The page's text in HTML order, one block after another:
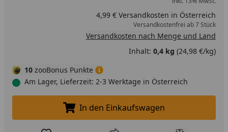
4,99 € Versandkosten in Österreich
Versandkostenfrei ab 7 Stück
Versandkosten nach Menge und Land
Inhalt: 0,4 kg (24,98 €/kg)
10 zooBonus Punkte
Am Lager, Lieferzeit: 2-3 Werktage in Österreich
In den Einkaufswagen legen
In den Einkaufswagen